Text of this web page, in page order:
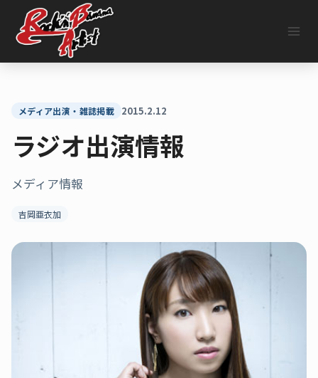
キ
メディア出演・雑誌掲載 2015.2.12
ラジオ出演情報
メディア情報
吉岡亜衣加